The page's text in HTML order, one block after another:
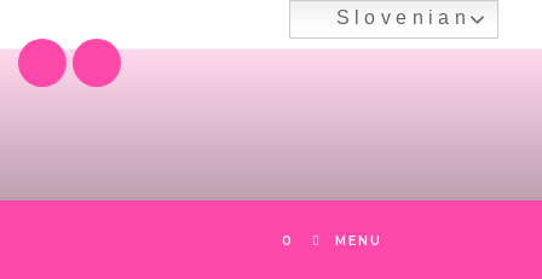
content
0 MENU
Slovenian